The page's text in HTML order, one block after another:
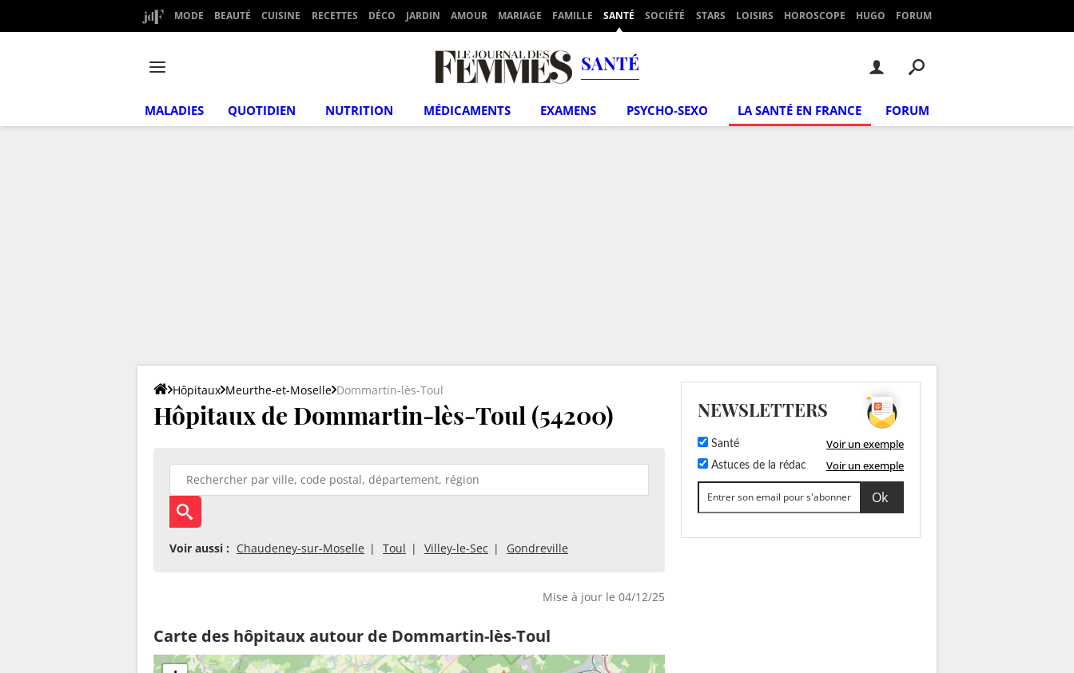
MODE BEAUTÉ CUISINE RECETTES DÉCO JARDIN AMOUR MARIAGE FAMILLE SANTÉ SOCIÉTÉ STARS LOISIRS HOROSCOPE HUGO FORUM
SANTÉ
MALADIES QUOTIDIEN NUTRITION MÉDICAMENTS EXAMENS PSYCHO-SEXO LA SANTÉ EN FRANCE FORUM
Hôpitaux Meurthe-et-Moselle Dommartin-lès-Toul
Hôpitaux de Dommartin-lès-Toul (54200)
Voir aussi : Chaudeney-sur-Moselle Toul Villey-le-Sec Gondreville
Mise à jour le 04/12/25
Carte des hôpitaux autour de Dommartin-lès-Toul
NEWSLETTERS
Santé Voir un exemple
Astuces de la rédac Voir un exemple